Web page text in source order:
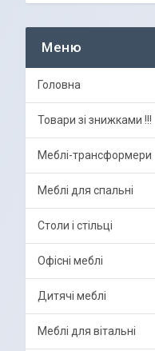
Головна
Товари зі знижками !!!
Меблі-трансформери
Меблі для спальні
Столи і стільці
Офісні меблі
Дитячі меблі
Меблі для вітальні